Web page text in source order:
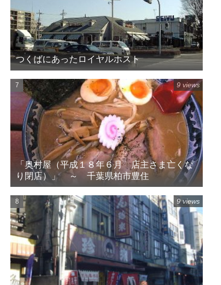
つくばにあったロイヤルホスト
「奥村屋（平成１８年６月 店主さま亡くな
り閉店）」 ～ 千葉県柏市豊住
9 views
9 views